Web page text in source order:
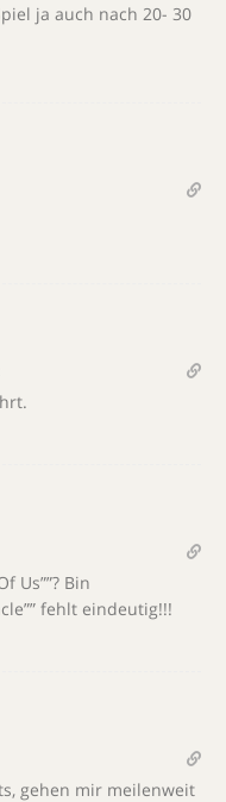
ja auch nach 20- 30
Us””? Bin
fehlt eindeutig!!!
gehen mir meilenweit